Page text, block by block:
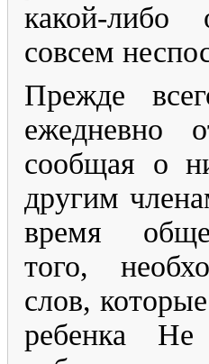
какой-либо
совсем
​Прежде
ежедневно
сообщая о
другим
время
того,
слов,
ребенка